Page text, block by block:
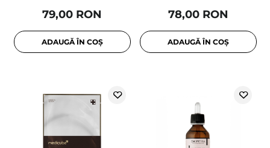
79,00 RON
ADAUGĂ ÎN COȘ
78,00 RON
ADAUGĂ ÎN COȘ